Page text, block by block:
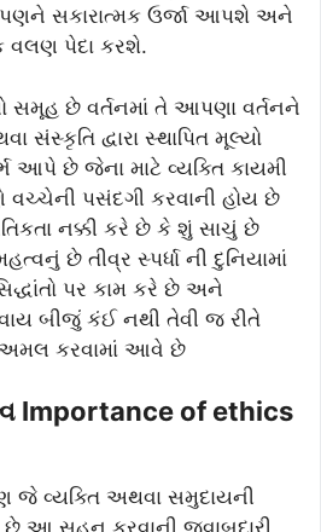
સકારાત્મક ઉર્જા આપશે અને
વલણ પેદા કરશે.
સમૂહ છે વર્તનમાં તે આપણા વર્તનને
દ્વારા સ્થાપિત મૂલ્યો
આપે છે જેના માટે વ્યક્તિ કાયમી
પસંદગી કરવાની હોય છે
નક્કી કરે છે કે શું સાચું છે
છે તીવ્ર સ્પર્ધા ની દુનિયામાં
પર કામ કરે છે અને
બીજું કંઈ નથી તેવી જ રીતે
અમલ કરવામાં આવે છે
Importance of ethics
જે વ્યક્તિ અથવા સમુદાયની